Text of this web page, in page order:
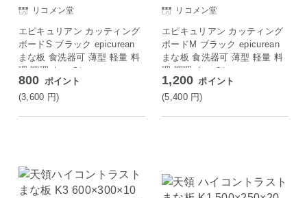
リコメン堂
エピキュリアン カッティング
ボードS ブラック epicurean
まな板 食洗器可 薄型 軽量 料
理 調理 キッチン
800 ポイント
(3,600 円)
リコメン堂
エピキュリアン カッティング
ボードM ブラック epicurean
まな板 食洗器可 薄型 軽量 料
理 調理 キッチン
1,200 ポイント
(5,400 円)